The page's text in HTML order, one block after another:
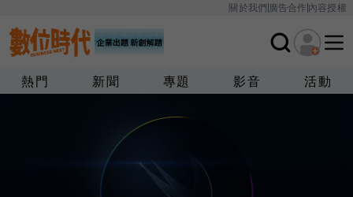
關於我們廣告合作內容授權
熱門 新聞 專題 影音 活動